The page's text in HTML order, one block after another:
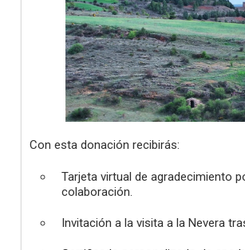
Con esta donación recibirás:
Tarjeta virtual de agradecimiento
colaboración.
Invitación a la visita a la Nevera